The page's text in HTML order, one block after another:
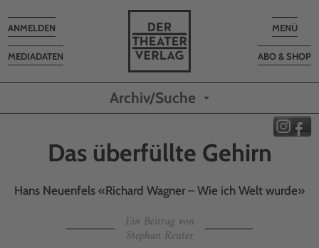
Toggle
MENÜ
ABO & SHOP
MEDIADATEN
Toggle
navigation
ANMELDEN
Archiv/Suche
Das überfüllte Gehirn
Hans Neuenfels «Richard Wagner – Wie ich Welt wurde»
Ein Beitrag von
Stephan Reuter